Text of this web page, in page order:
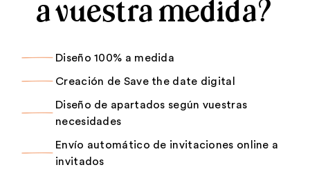
a vuestra medida?
Diseño 100% a medida
Creación de Save the date digital
Diseño de apartados según vuestras
necesidades
Envío automático de invitaciones online a
invitados